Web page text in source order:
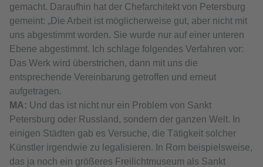
gemacht. Daraufhin hat der Chefarchitekt von Petersburg
gemeint: „Die Arbeit ist möglicherweise gut, aber nicht mit
uns abgestimmt worden. Sie wurde nur auf einer unteren
Ebene abgestimmt. Ich schlage folgendes Verfahren vor:
Das Werk wird überstrichen, dann mit uns die
entsprechende Vereinbarung getroffen und erneut
aufgetragen.
МА: Und das ist nicht nur ein Problem von Sankt
Petersburg oder Russland, sondern der ganzen Welt. In
einigen Städten gab es Versuche, die Tätigkeit solcher
Künstler irgendwie zu legalisieren. In Rom beispielsweise,
das ja noch ein größeres Freilichtmuseum als Sankt